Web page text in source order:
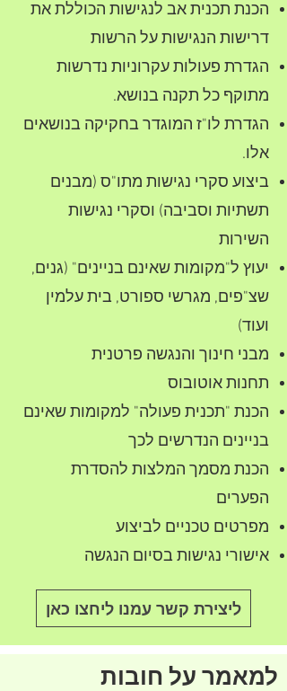
הכנת תכנית אב לנגישות הכוללת את
דרישות הנגישות על הרשות
הגדרת פעולות עקרוניות נדרשות
מתוקף כל תקנה בנושא.
הגדרת לו"ז המוגדר בחקיקה בנושאים
אלו.
ביצוע סקרי נגישות מתו"ס (מבנים
תשתיות וסביבה) וסקרי נגישות
השירות​
יעוץ ל"מקומות שאינם בניינים" (גנים,
שצ"פים, מגרשי ספורט, בית עלמין
ועוד)
מבני חינוך והנגשה פרטנית
תחנות אוטובוס
הכנת "תכנית פעולה" למקומות שאינם
בניינים הנדרשים לכך
הכנת מסמך המלצות להסדרת
הפערים
מפרטים טכניים לביצוע
אישורי נגישות בסיום הנגשה
ליצירת קשר עמנו ליחצו כאן
למאמר על חובות